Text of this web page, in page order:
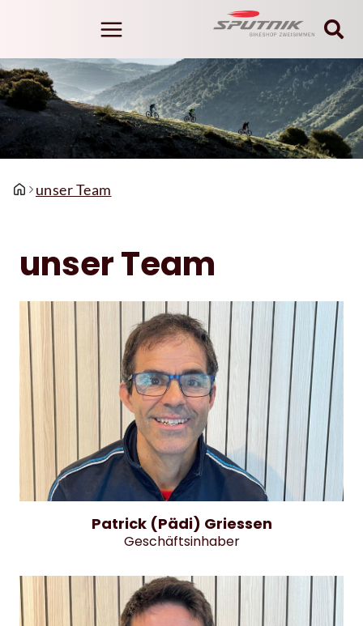
unser Team
unser Team
Patrick (Pädi) Griessen
Geschäftsinhaber